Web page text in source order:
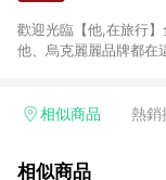
歡迎光臨【他,在旅行】全台最
他、烏克麗麗品牌都在
距，我們會在出貨前調
吉他、吉他麗麗......保
相似商品 熱銷
相似商品